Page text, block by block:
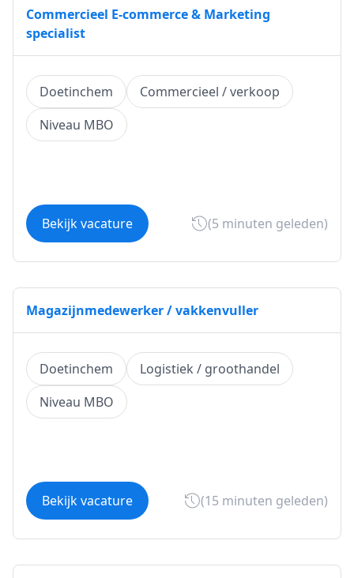
Commercieel E-commerce & Marketing
specialist
Doetinchem
Commercieel / verkoop
Niveau MBO
Bekijk vacature (5 minuten geleden)
Magazijnmedewerker / vakkenvuller
Doetinchem
Logistiek / groothandel
Niveau MBO
Bekijk vacature (15 minuten geleden)